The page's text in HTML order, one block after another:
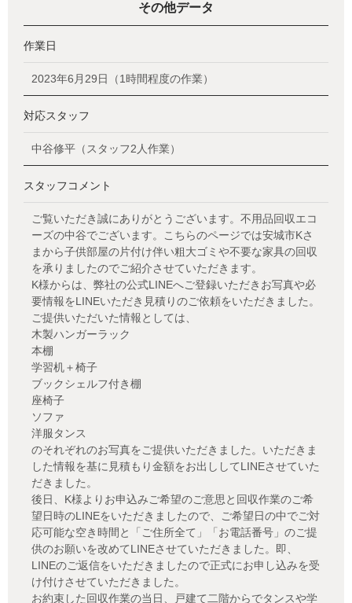
その他データ
作業日
2023年6月29日（1時間程度の作業）
対応スタッフ
中谷修平（スタッフ2人作業）
スタッフコメント
ご覧いただき誠にありがとうございます。不用品回収エコ
ーズの中谷でございます。こちらのページでは安城市Kさ
まから子供部屋の片付け伴い粗大ゴミや不要な家具の回収
を承りましたのでご紹介させていただきます。
K様からは、弊社の公式LINEへご登録いただきお写真や必
要情報をLINEいただき見積りのご依頼をいただきました。
ご提供いただいた情報としては、
木製ハンガーラック
本棚
学習机＋椅子
ブックシェルフ付き棚
座椅子
ソファ
洋服タンス
のそれぞれのお写真をご提供いただきました。いただきま
した情報を基に見積もり金額をお出ししてLINEさせていた
だきました。
後日、K様よりお申込みご希望のご意思と回収作業のご希
望日時のLINEをいただきましたので、ご希望日の中でご対
応可能な空き時間と「ご住所全て」「お電話番号」のご提
供のお願いを改めてLINEさせていただきました。即、
LINEのご返信をいただきましたので正式にお申し込みを受
け付けさせていただきました。
お約束した回収作業の当日、戸建て二階からでタンスや学